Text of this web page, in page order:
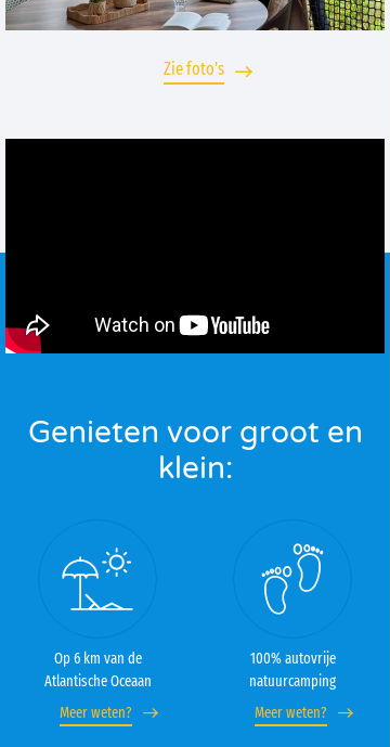
Zie foto's
Genieten voor groot en
klein:
Op 6 km van de
Atlantische Oceaan
Meer weten?
100% autovrije
natuurcamping
Meer weten?